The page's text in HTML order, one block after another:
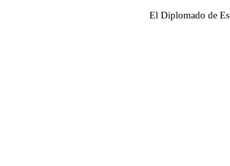
El Diplomado de